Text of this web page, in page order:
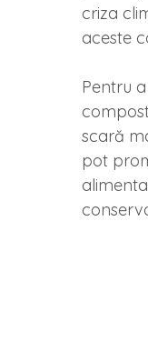
criza
aceste
Pentru
scară
pot